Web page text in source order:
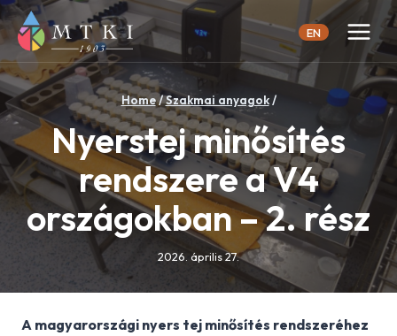
Skip
to
content
EN
Home/Szakmai anyagok/
Nyerstej minősítés
rendszere a V4
országokban – 2. rész
2026. április 27.
A magyarországi nyers tej minősítés rendszeréhez